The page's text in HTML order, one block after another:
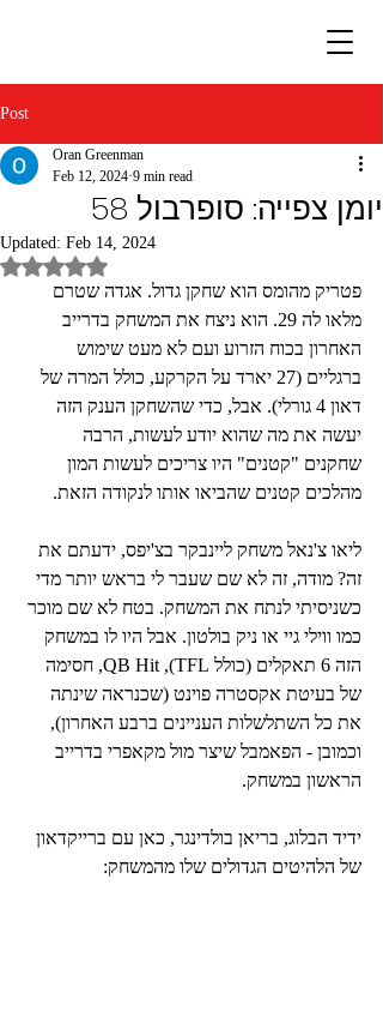
Post
יומן צפייה: סופרבול 58
Oran Greenman
Feb 12, 2024 9 min read
Updated: Feb 14, 2024
Rated NaN out of 5 stars.
פטריק מהומס הוא שחקן גדול. אגדה שטרם
מלאו לה 29. הוא ניצח את המשחק בדרייב
האחרון בכוח הזרוע ועם לא מעט שימוש
ברגליים (27 יארד על הקרקע, כולל המרה של
דאון 4 גורלי). אבל, כדי שהשחקן הענק הזה
יעשה את מה שהוא יודע לעשות, הרבה
שחקנים "קטנים" היו צריכים לעשות המון
מהלכים קטנים שהביאו אותו לנקודה הזאת.
ליאו צ'נאל משחק ליינבקר בצ'יפס, ידעתם את
זה? מודה, זה לא שם שעבר לי בראש יותר מדי
כשניסיתי לנתח את המשחק. בטח לא שם מוכר
כמו ווילי גיי או ניק בולטון. אבל היו לו במשחק
הזה 6 תאקלים (כולל TFL), QB Hit, חסימה
של בעיטת אקסטרה פוינט (שכנראה שינתה
את כל השתלשלות העניינים ברבע האחרון),
וכמובן - הפאמבל שיצר מול מקאפרי בדרייב
הראשון במשחק.
ידיד הבלוג, בריאן בולדינגר, כאן עם ברייקדאון
של הלהיטים הגדולים שלו מהמשחק: